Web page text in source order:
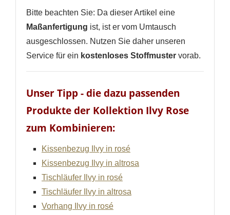
Bitte beachten Sie: Da dieser Artikel eine
Maßanfertigung ist, ist er vom Umtausch
ausgeschlossen. Nutzen Sie daher unseren
Service für ein kostenloses Stoffmuster vorab.
Unser Tipp - die dazu passenden
Produkte der Kollektion Ilvy Rose
zum Kombinieren:
Kissenbezug Ilvy in rosé
Kissenbezug Ilvy in altrosa
Tischläufer Ilvy in rosé
Tischläufer Ilvy in altrosa
Vorhang Ilvy in rosé